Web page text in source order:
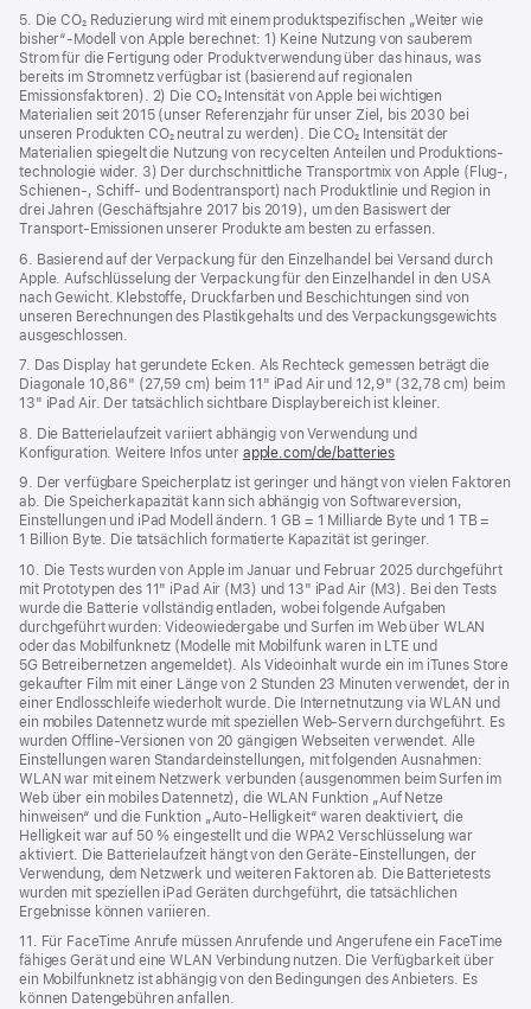
5. Die CO₂ Reduzierung wird mit einem produktspezifischen „Weiter wie
bisher“-Modell von Apple berechnet: 1) Keine Nutzung von sauberem
Strom für die Fertigung oder Produktverwendung über das hinaus, was
bereits im Stromnetz verfügbar ist (basierend auf regionalen
Emissionsfaktoren). 2) Die CO₂ Intensität von Apple bei wichtigen
Materialien seit 2015 (unser Referenzjahr für unser Ziel, bis 2030 bei
unseren Produkten CO₂ neutral zu werden). Die CO₂ Intensität der
Materialien spiegelt die Nutzung von recycelten Anteilen und Produktions­
technologie wider. 3) Der durchschnittliche Transportmix von Apple (Flug‑,
Schienen‑, Schiff‑ und Bodentransport) nach Produktlinie und Region in
drei Jahren (Geschäftsjahre 2017 bis 2019), um den Basiswert der
Transport-Emissionen unserer Produkte am besten zu erfassen.
6. Basierend auf der Verpackung für den Einzelhandel bei Versand durch
Apple. Aufschlüsselung der Verpackung für den Einzelhandel in den USA
nach Gewicht. Klebstoffe, Druckfarben und Beschichtungen sind von
unseren Berechnungen des Plastikgehalts und des Verpackungs­gewichts
ausgeschlossen.
7. Das Display hat gerundete Ecken. Als Rechteck gemessen beträgt die
Diagonale 10,86" (27,59 cm) beim 11" iPad Air und 12,9" (32,78 cm) beim
13" iPad Air. Der tatsächlich sichtbare Displaybereich ist kleiner.
8. Die Batterielaufzeit variiert abhängig von Verwendung und
Konfiguration. Weitere Infos unter apple.com/de/batteries
9. Der verfügbare Speicherplatz ist geringer und hängt von vielen Faktoren
ab. Die Speicherkapazität kann sich abhängig von Softwareversion,
Einstellungen und iPad Modell ändern. 1 GB = 1 Milliarde Byte und 1 TB =
1 Billion Byte. Die tatsächlich formatierte Kapazität ist geringer.
10. Die Tests wurden von Apple im Januar und Februar 2025 durchgeführt
mit Prototypen des 11" iPad Air (M3) und 13" iPad Air (M3). Bei den Tests
wurde die Batterie vollständig entladen, wobei folgende Aufgaben
durchgeführt wurden: Videowiedergabe und Surfen im Web über WLAN
oder das Mobilfunknetz (Modelle mit Mobilfunk waren in LTE und
5G Betreibernetzen angemeldet). Als Videoinhalt wurde ein im iTunes Store
gekaufter Film mit einer Länge von 2 Stunden 23 Minuten verwendet, der in
einer Endlosschleife wiederholt wurde. Die Internetnutzung via WLAN und
ein mobiles Datennetz wurde mit speziellen Web-Servern durchgeführt. Es
wurden Offline-Versionen von 20 gängigen Webseiten verwendet. Alle
Einstellungen waren Standard­einstellungen, mit folgenden Ausnahmen:
WLAN war mit einem Netzwerk verbunden (ausgenommen beim Surfen im
Web über ein mobiles Datennetz), die WLAN Funktion „Auf Netze
hinweisen“ und die Funktion „Auto-Helligkeit“ waren deaktiviert, die
Helligkeit war auf 50 % eingestellt und die WPA2 Verschlüsselung war
aktiviert. Die Batterielaufzeit hängt von den Geräte-Einstellungen, der
Verwendung, dem Netzwerk und weiteren Faktoren ab. Die Batterietests
wurden mit speziellen iPad Geräten durchgeführt, die tatsächlichen
Ergebnisse können variieren.
11. Für FaceTime Anrufe müssen Anrufende und Angerufene ein FaceTime
fähiges Gerät und eine WLAN Verbindung nutzen. Die Verfügbarkeit über
ein Mobilfunknetz ist abhängig von den Bedingungen des Anbieters. Es
können Datengebühren anfallen.